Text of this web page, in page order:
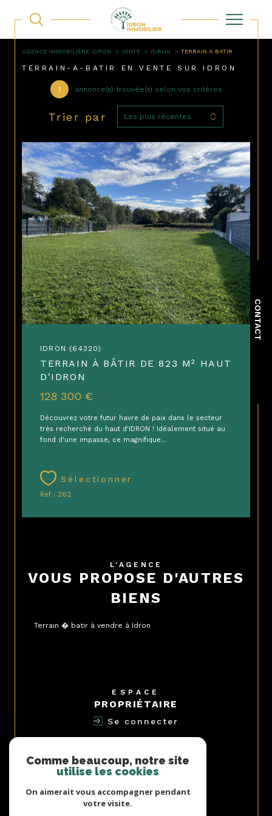
CONTACT
AGENCE IMMOBILIÈRE IDRON VENTE IDRON TERRAIN A BATIR
TERRAIN-A-BATIR EN VENTE SUR IDRON
1 annonce(s) trouvée(s) selon vos critères
Trier par Les plus récentes
IDRON (64320)
TERRAIN À BÂTIR DE 823 M² HAUT
D'IDRON
128 300 €
Découvrez votre futur havre de paix dans le secteur
très recherché du haut d'IDRON ! Idéalement situé au
fond d'une impasse, ce magnifique...
Sélectionner
Réf : 262
L'AGENCE
VOUS PROPOSE D'AUTRES
BIENS
Terrain � batir à vendre à Idron
ESPACE
PROPRIÉTAIRE
Se connecter
ADHÉRONS
Comme beaucoup, notre site
utilise les cookies
On aimerait vous accompagner pendant
votre visite.